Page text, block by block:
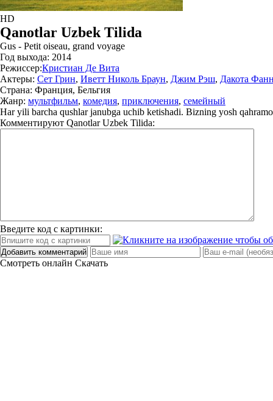
HD
Qanotlar Uzbek Tilida
Gus - Petit oiseau, grand voyage
Год выхода: 2014
Режиссер:Кристиан Де Вита
Актеры: Сет Грин, Иветт Николь Браун, Джим Рэш, Дакота
Страна: Франция, Бельгия
Жанр: мультфильм, комедия, приключения, семейный
Har yili barcha qushlar janubga uchib ketishadi. Bizning yosh
Комментируют Qanotlar Uzbek Tilida:
Введите код с картинки:
Добавить комментарий
Смотреть онлайн Скачать